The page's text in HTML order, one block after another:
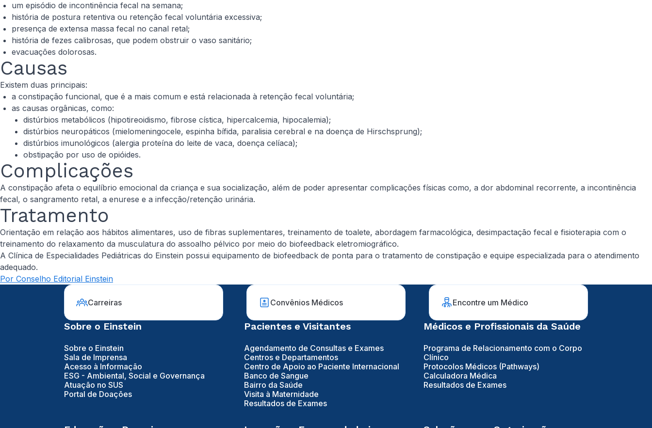
um episódio de incontinência fecal na semana;
história de postura retentiva ou retenção fecal voluntária excessiva;
presença de extensa massa fecal no canal retal;
história de fezes calibrosas, que podem obstruir o vaso sanitário;
evacuações dolorosas.
Causas
Existem duas principais:
a constipação funcional, que é a mais comum e está relacionada à retenção fecal voluntária;
as causas orgânicas, como:
distúrbios metabólicos (hipotireoidismo, fibrose cística, hipercalcemia, hipocalemia);
distúrbios neuropáticos (mielomeningocele, espinha bífida, paralisia cerebral e na doença de Hirschsprung);
distúrbios imunológicos (alergia proteína do leite de vaca, doença celíaca);
obstipação por uso de opióides.
Complicações
A constipação afeta o equilíbrio emocional da criança e sua socialização, além de poder apresentar complicações físicas como, a dor abdominal recorrente, a incontinência
fecal, o sangramento retal, a enurese e a infecção/retenção urinária.
Tratamento
Orientação em relação aos hábitos alimentares, uso de fibras suplementares, treinamento de toalete, abordagem farmacológica, desimpactação fecal e fisioterapia com o
treinamento do relaxamento da musculatura do assoalho pélvico por meio do biofeedback eletromiográfico.
A Clínica de Especialidades Pediátricas do Einstein possui equipamento de biofeedback de ponta para o tratamento de constipação e equipe especializada para o atendimento
adequado.
Por Conselho Editorial Einstein
Carreiras Convênios Médicos Encontre um Médico
Sobre o Einstein
Sobre o Einstein
Sala de Imprensa
Acesso à Informação
ESG - Ambiental, Social e Governança
Atuação no SUS
Portal de Doações
Pacientes e Visitantes
Agendamento de Consultas e Exames
Centros e Departamentos
Centro de Apoio ao Paciente Internacional
Banco de Sangue
Bairro da Saúde
Visita à Maternidade
Resultados de Exames
Médicos e Profissionais da Saúde
Programa de Relacionamento com o Corpo
Clínico
Protocolos Médicos (Pathways)
Calculadora Médica
Resultados de Exames